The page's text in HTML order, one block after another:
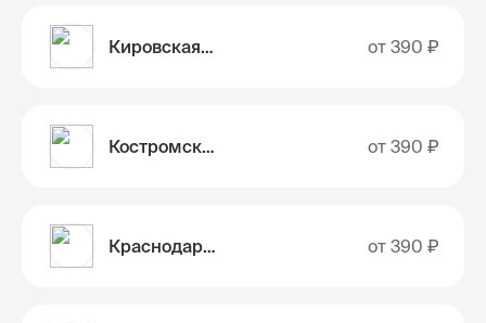
Кировская область от 390 ₽
Костромская область от 390 ₽
Краснодарский край от 390 ₽